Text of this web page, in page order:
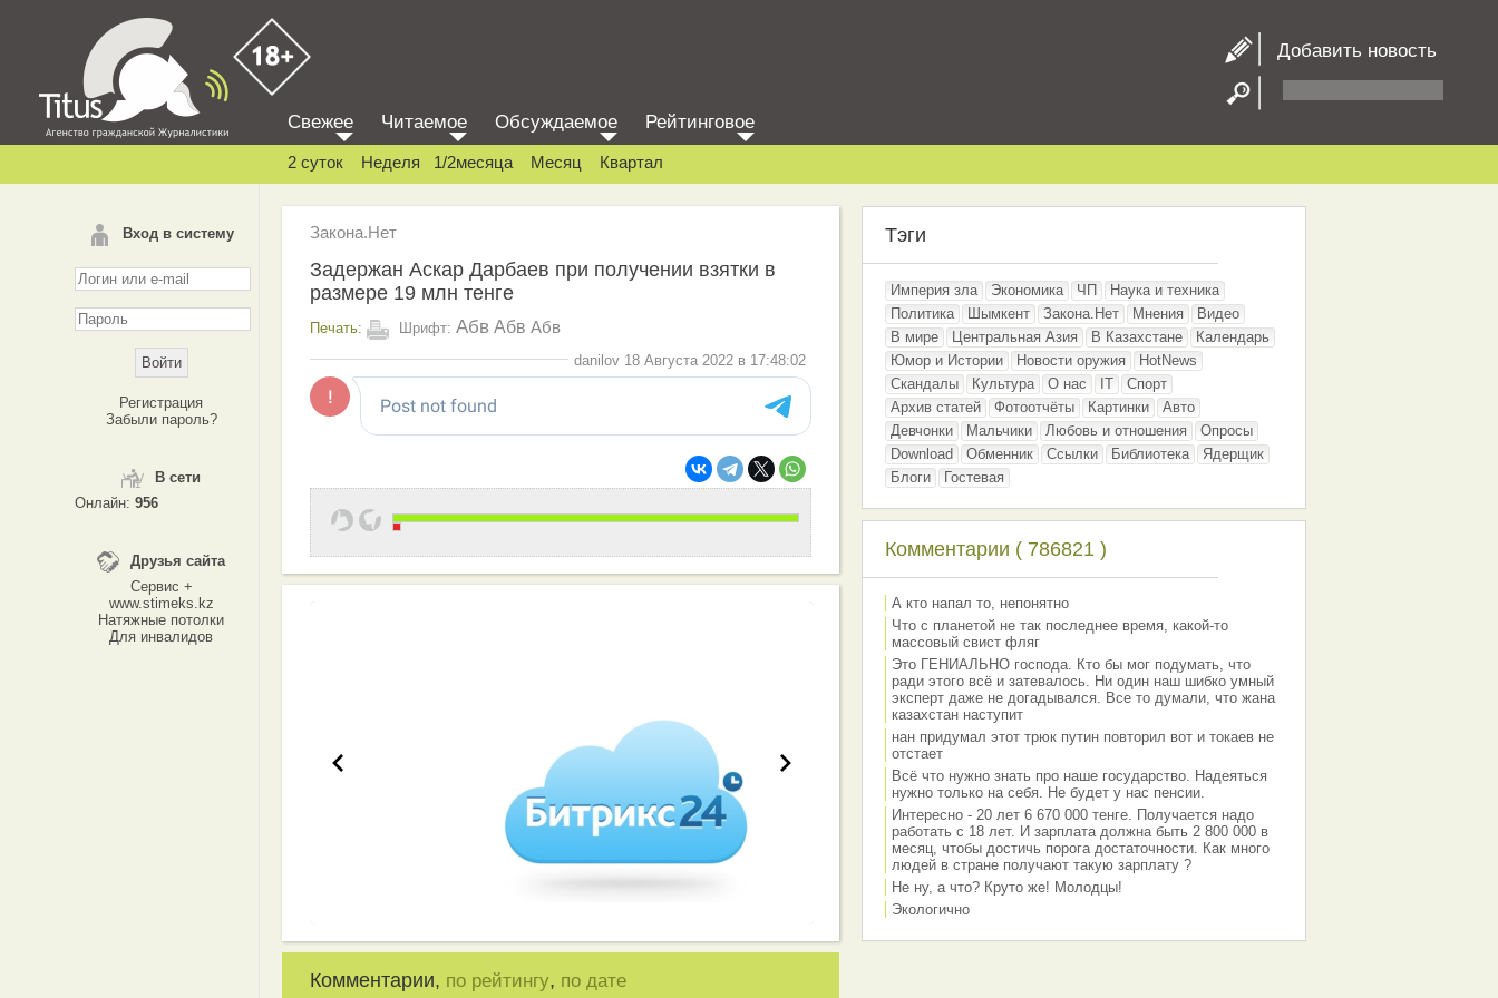
Добавить новость
Вход в систему
Регистрация
Забыли пароль?
В сети
Онлайн: 956
Друзья сайта
Сервис +
www.stimeks.kz
Натяжные потолки
Для инвалидов
Свежее Читаемое Обсуждаемое Рейтинговое
2 суток Неделя 1/2месяца Месяц Квартал
Закона.Нет
Задержан Аскар Дарбаев при получении взятки в
размере 19 млн тенге
Печать: Шрифт: Абв Абв Абв
danilov 18 Августа 2022 в 17:48:02
Комментарии, по рейтингу, по дате
Тэги
Империя зла Экономика ЧП
Наука и техника
Политика
Шымкент Закона.Нет Мнения
Видео
В мире
Центральная Азия В Казахстане
Календарь
Юмор и Истории
Новости оружия
HotNews
Скандалы
Культура О нас IT
Спорт
Архив статей
Фотоотчёты Картинки
Авто
Девчонки
Мальчики Любовь и отношения
Опросы
Download
Обменник Ссылки Библиотека
Ядерщик
Блоги
Гостевая
Комментарии ( 786821 )
А кто напал то, непонятно
Что с планетой не так последнее время, какой-то
массовый свист фляг
Это ГЕНИАЛЬНО господа. Кто бы мог подумать, что
ради этого всё и затевалось. Ни один наш шибко умный
эксперт даже не догадывался. Все то думали, что жана
казахстан наступит
нан придумал этот трюк путин повторил вот и токаев не
отстает
Всё что нужно знать про наше государство. Надеяться
нужно только на себя. Не будет у нас пенсии.
Интересно - 20 лет 6 670 000 тенге. Получается надо
работать с 18 лет. И зарплата должна быть 2 800 000 в
месяц, чтобы достичь порога достаточности. Как много
людей в стране получают такую зарплату ?
Не ну, а что? Круто же! Молодцы!
Экологично